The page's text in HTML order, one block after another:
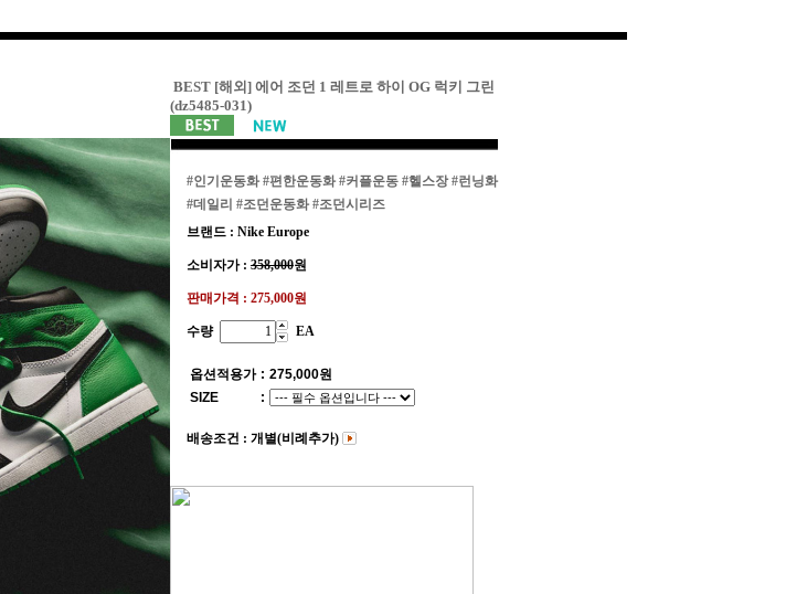
BEST [해외] 에어 조던 1 레트로 하이 OG 럭키 그린
(dz5485-031)
#인기운동화 #편한운동화 #커플운동 #헬스장 #런닝화
#데일리 #조던운동화 #조던시리즈
브랜드 : Nike Europe
소비자가 : 358,000원
판매가격 : 275,000원
수량 EA
옵션적용가 : 275,000원
SIZE
:
배송조건 : 개별(비례추가)